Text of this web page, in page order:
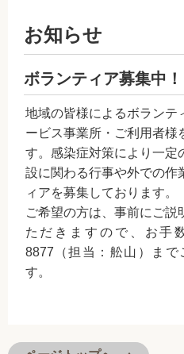
お知らせ
ボランティア募集中！
地域の皆様によるボランテ
ービス事業所・ご利用者様
す。感染症対策により一定
設に関わる行事や外での作
ィアを募集しております。
ご希望の方は、事前にご説
ただきますので、お手
8877（担当：舩山）まで
す。